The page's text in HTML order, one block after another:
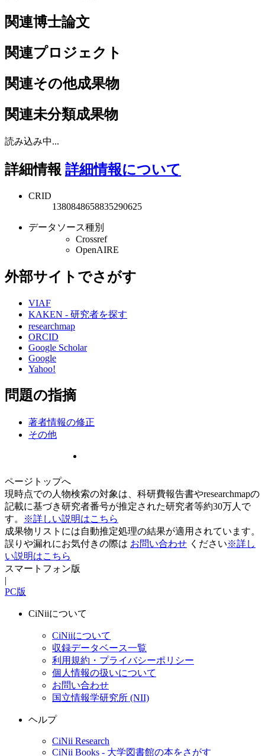
関連博士論文
関連プロジェクト
関連その他成果物
関連未分類成果物
読み込み中...
詳細情報 詳細情報について
CRID
1380848658835290625
データソース種別
Crossref
OpenAIRE
外部サイトでさがす
VIAF
KAKEN - 研究者を探す
researchmap
ORCID
Google Scholar
Google
Yahoo!
問題の指摘
著者情報の修正
その他
ページトップへ
現時点での人物検索の対象は、科研費報告書やresearchmapの
記載に基づき研究者番号が推定された研究者等約30万人で
す。
※詳しい説明はこちら
成果物リストには自動推定処理の結果が適用されています。
誤りや漏れにお気付きの際は お問い合わせ ください※詳し
い説明はこちら
スマートフォン版
|
PC版
CiNiiについて
CiNiiについて
収録データベース一覧
利用規約・プライバシーポリシー
個人情報の扱いについて
お問い合わせ
国立情報学研究所 (NII)
ヘルプ
CiNii Research
CiNii Books - 大学図書館の本をさがす